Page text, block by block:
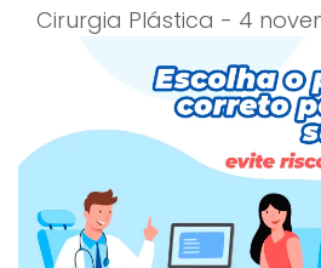
Cirurgia Plástica - 4